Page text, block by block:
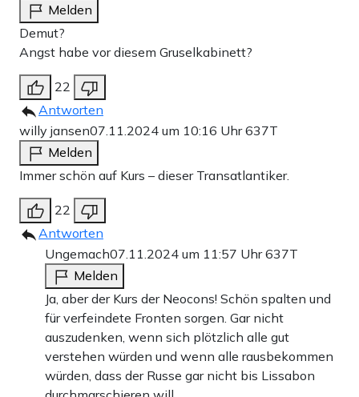
Melden
Demut?
Angst habe vor diesem Gruselkabinett?
22
Antworten
willy jansen07.11.2024 um 10:16 Uhr637T
Melden
Immer schön auf Kurs – dieser Transatlantiker.
22
Antworten
Ungemach07.11.2024 um 11:57 Uhr637T
Melden
Ja, aber der Kurs der Neocons! Schön spalten und
für verfeindete Fronten sorgen. Gar nicht
auszudenken, wenn sich plötzlich alle gut
verstehen würden und wenn alle rausbekommen
würden, dass der Russe gar nicht bis Lissabon